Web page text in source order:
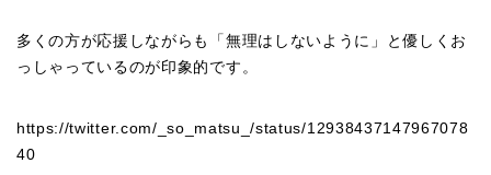
多くの方が応援しながらも「無理はしないように」と優しくお
っしゃっているのが印象的です。
https://twitter.com/_so_matsu_/status/12938437147967078
40